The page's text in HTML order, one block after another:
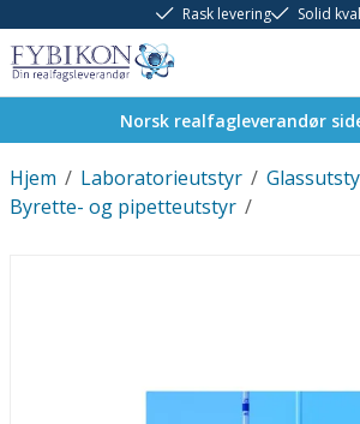
Rask levering Solid
Norsk realfagleverandør
/
Hjem /
Laboratorieutstyr
/
Byrette- og pipetteutstyr